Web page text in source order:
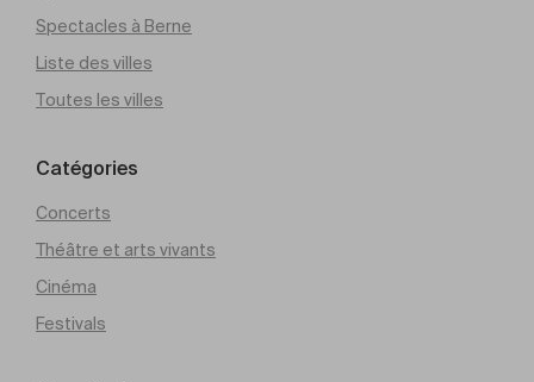
Spectacles à Berne
Liste des villes
Toutes les villes
Catégories
Concerts
Théâtre et arts vivants
Cinéma
Festivals